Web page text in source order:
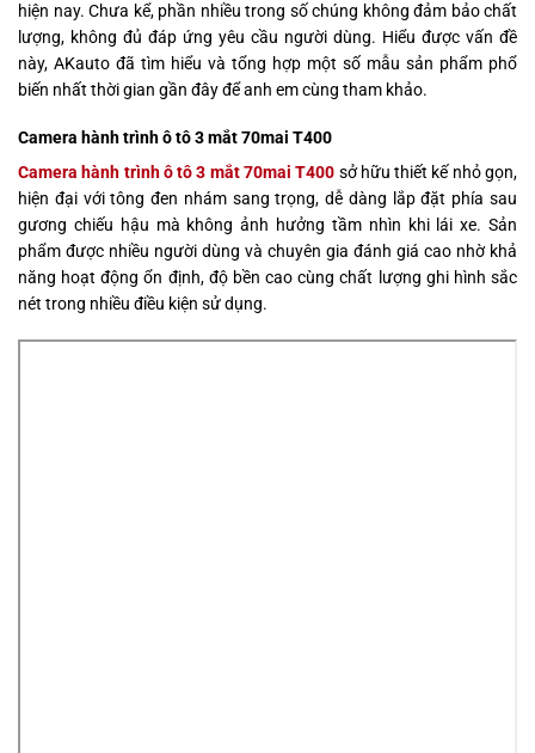
hiện nay. Chưa kể, phần nhiều trong số chúng không đảm bảo chất
lượng, không đủ đáp ứng yêu cầu người dùng. Hiểu được vấn đề
này, AKauto đã tìm hiểu và tổng hợp một số mẫu sản phẩm phổ
biến nhất thời gian gần đây để anh em cùng tham khảo.
Camera hành trình ô tô 3 mắt 70mai T400
Camera hành trình ô tô 3 mắt 70mai T400 sở hữu thiết kế nhỏ gọn,
hiện đại với tông đen nhám sang trọng, dễ dàng lắp đặt phía sau
gương chiếu hậu mà không ảnh hưởng tầm nhìn khi lái xe. Sản
phẩm được nhiều người dùng và chuyên gia đánh giá cao nhờ khả
năng hoạt động ổn định, độ bền cao cùng chất lượng ghi hình sắc
nét trong nhiều điều kiện sử dụng.